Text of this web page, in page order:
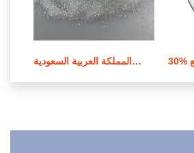
مسحوق أصفر فاتح بولي كلوريد الألومنيوم من المملكة العربية السعودية